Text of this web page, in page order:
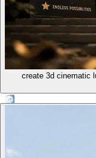
이미지 생성
빠른 이미지 생성
유료 내보내기는
안전한 결제
create 3d cinematic